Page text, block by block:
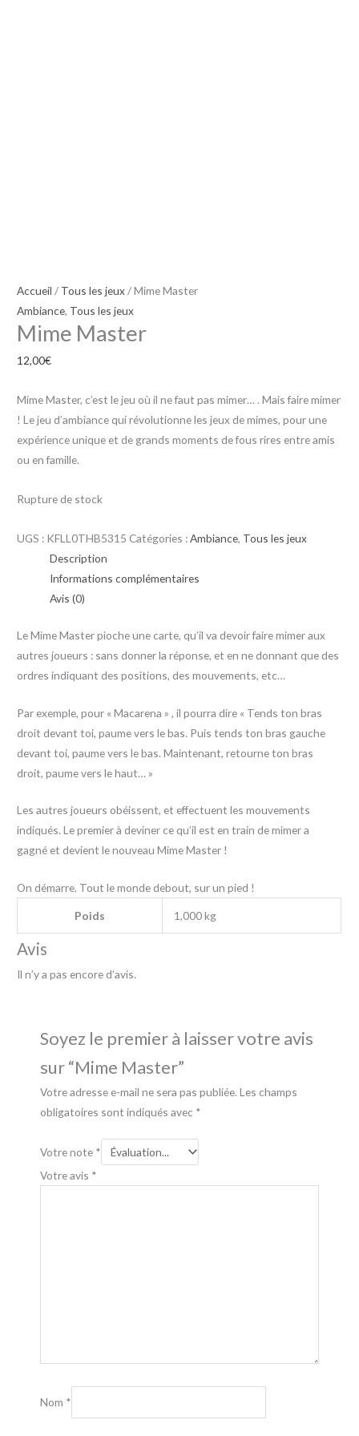
Accueil / Tous les jeux/ Mime Master
Ambiance, Tous les jeux
Mime Master
12,00€
Mime Master, c’est le jeu où il ne faut pas mimer… . Mais faire mimer
! Le jeu d’ambiance qui révolutionne les jeux de mimes, pour une
expérience unique et de grands moments de fous rires entre amis
ou en famille.
Rupture de stock
UGS : KFLL0THB5315 Catégories :Ambiance, Tous les jeux
Description
Informations complémentaires
Avis (0)
Le Mime Master pioche une carte, qu’il va devoir faire mimer aux
autres joueurs : sans donner la réponse, et en ne donnant que des
ordres indiquant des positions, des mouvements, etc…
Par exemple, pour « Macarena » , il pourra dire « Tends ton bras
droit devant toi, paume vers le bas. Puis tends ton bras gauche
devant toi, paume vers le bas. Maintenant, retourne ton bras
droit, paume vers le haut… »
Les autres joueurs obéissent, et effectuent les mouvements
indiqués. Le premier à deviner ce qu’il est en train de mimer a
gagné et devient le nouveau Mime Master !
On démarre. Tout le monde debout, sur un pied !
Poids 1,000 kg
Avis
Il n’y a pas encore d’avis.
Soyez le premier à laisser votre avis
sur “Mime Master”
Votre adresse e-mail ne sera pas publiée. Les champs
obligatoires sont indiqués avec *
Votre note *
Votre avis *
Nom *